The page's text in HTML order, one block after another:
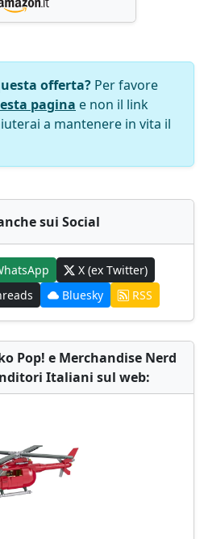
offerta? Per favore
pagina e non il link
a mantenere in vita il
sui Social
X (ex Twitter)
Bluesky RSS
Pop! e Merchandise Nerd
Italiani sul web: